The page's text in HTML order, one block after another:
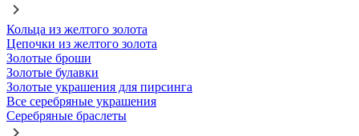
Кольца из желтого золота
Цепочки из желтого золота
Золотые броши
Золотые булавки
Золотые украшения для пирсинга
Все серебряные украшения
Серебряные браслеты